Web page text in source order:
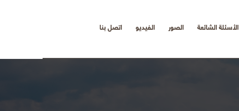
الأسئلة الشائعة الصور الفيديو اتصل بنا